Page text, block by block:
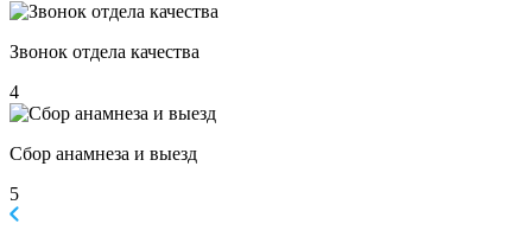
Звонок отдела качества
4
Сбор анамнеза и выезд
5